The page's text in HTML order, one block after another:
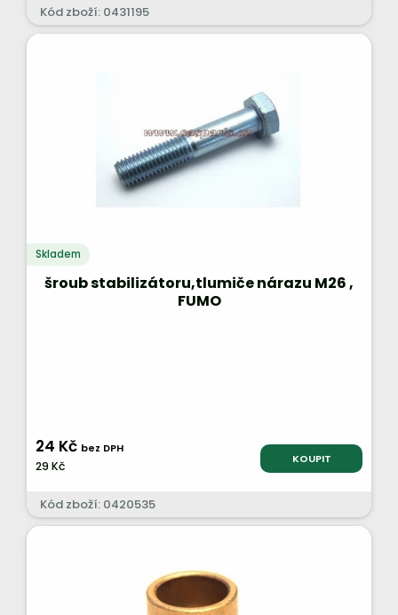
Kód zboží: 0431195
Skladem
šroub stabilizátoru,tlumiče nárazu M26 ,
FUMO
24 Kč bez DPH
29 Kč KOUPIT
Kód zboží: 0420535